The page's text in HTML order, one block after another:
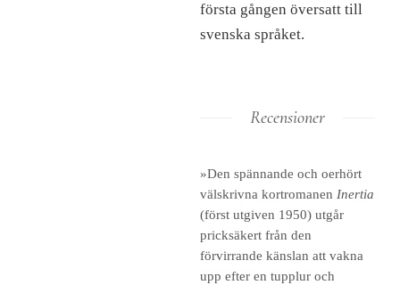
första gången översatt till
svenska språket.
Recensioner
»Den spännande och oerhört
välskrivna kortromanen Inertia
(först utgiven 1950) utgår
pricksäkert från den
förvirrande känslan att vakna
upp efter en tupplur och